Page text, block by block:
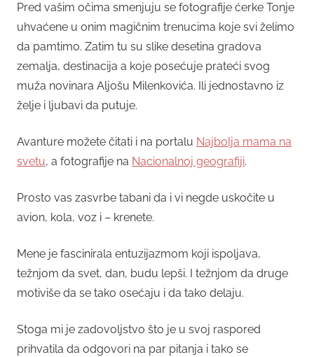
Pred vašim očima smenjuju se fotografije ćerke Tonje
uhvaćene u onim magičnim trenucima koje svi želimo
da pamtimo. Zatim tu su slike desetina gradova
zemalja, destinacija a koje posećuje prateći svog
muža novinara Aljošu Milenkovića. Ili jednostavno iz
želje i ljubavi da putuje.
Avanture možete čitati i na portalu Najbolja mama na
svetu, a fotografije na Nacionalnoj geografiji.
Prosto vas zasvrbe tabani da i vi negde uskočite u
avion, kola, voz i – krenete.
Mene je fascinirala entuzijazmom koji ispoljava,
težnjom da svet, dan, budu lepši. I težnjom da druge
motiviše da se tako osećaju i da tako delaju.
Stoga mi je zadovoljstvo što je u svoj raspored
prihvatila da odgovori na par pitanja i tako se